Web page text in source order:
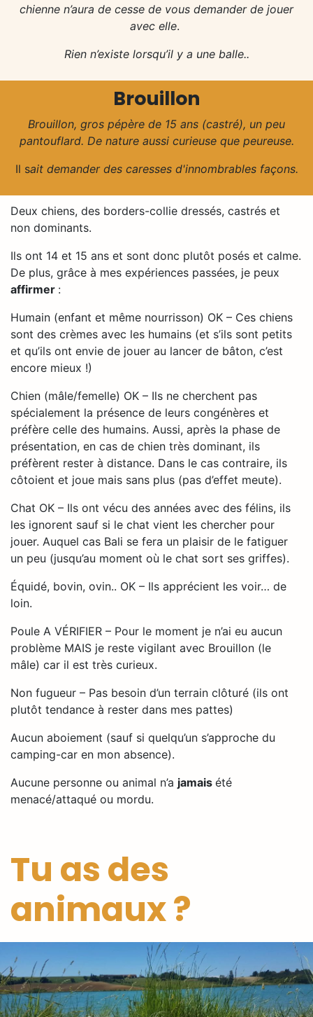
chienne n’aura de cesse de vous demander de jouer
avec elle.
Rien n’existe lorsqu’il y a une balle..
Brouillon
Brouillon, gros pépère de 15 ans (castré), un peu
pantouflard. De nature aussi curieuse que peureuse.
Il sait demander des caresses d'innombrables façons.
Deux chiens, des borders-collie dressés, castrés et
non dominants.
Ils ont 14 et 15 ans et sont donc plutôt posés et calme.
De plus, grâce à mes expériences passées, je peux
affirmer :
Humain (enfant et même nourrisson) OK – Ces chiens
sont des crèmes avec les humains (et s’ils sont petits
et qu’ils ont envie de jouer au lancer de bâton, c’est
encore mieux !)
Chien (mâle/femelle) OK – Ils ne cherchent pas
spécialement la présence de leurs congénères et
préfère celle des humains. Aussi, après la phase de
présentation, en cas de chien très dominant, ils
préfèrent rester à distance. Dans le cas contraire, ils
côtoient et joue mais sans plus (pas d’effet meute).
Chat OK – Ils ont vécu des années avec des félins, ils
les ignorent sauf si le chat vient les chercher pour
jouer. Auquel cas Bali se fera un plaisir de le fatiguer
un peu (jusqu’au moment où le chat sort ses griffes).
Équidé, bovin, ovin.. OK – Ils apprécient les voir… de
loin.
Poule A VÉRIFIER – Pour le moment je n’ai eu aucun
problème MAIS je reste vigilant avec Brouillon (le
mâle) car il est très curieux.
Non fugueur – Pas besoin d’un terrain clôturé (ils ont
plutôt tendance à rester dans mes pattes)
Aucun aboiement (sauf si quelqu’un s’approche du
camping-car en mon absence).
Aucune personne ou animal n’a jamais été
menacé/attaqué ou mordu.
Tu as des
animaux ?